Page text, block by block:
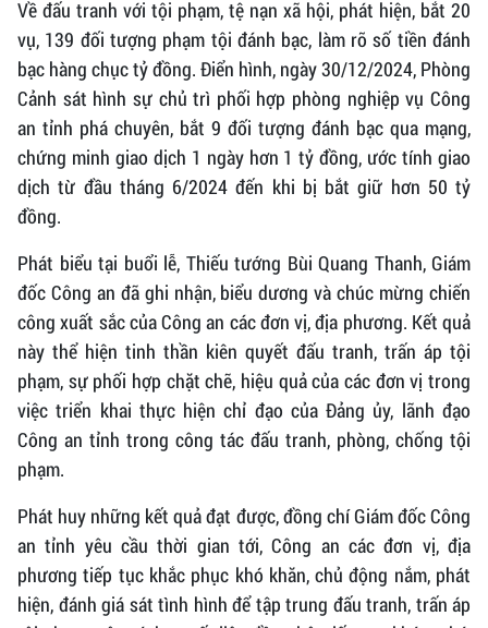
Về đấu tranh với tội phạm, tệ nạn xã hội, phát hiện, bắt 20
vụ, 139 đối tượng phạm tội đánh bạc, làm rõ số tiền đánh
bạc hàng chục tỷ đồng. Điển hình, ngày 30/12/2024, Phòng
Cảnh sát hình sự chủ trì phối hợp phòng nghiệp vụ Công
an tỉnh phá chuyên, bắt 9 đối tượng đánh bạc qua mạng,
chứng minh giao dịch 1 ngày hơn 1 tỷ đồng, ước tính giao
dịch từ đầu tháng 6/2024 đến khi bị bắt giữ hơn 50 tỷ
đồng.
Phát biểu tại buổi lễ, Thiếu tướng Bùi Quang Thanh, Giám
đốc Công an đã ghi nhận, biểu dương và chúc mừng chiến
công xuất sắc của Công an các đơn vị, địa phương. Kết quả
này thể hiện tinh thần kiên quyết đấu tranh, trấn áp tội
phạm, sự phối hợp chặt chẽ, hiệu quả của các đơn vị trong
việc triển khai thực hiện chỉ đạo của Đảng ủy, lãnh đạo
Công an tỉnh trong công tác đấu tranh, phòng, chống tội
phạm.
Phát huy những kết quả đạt được, đồng chí Giám đốc Công
an tỉnh yêu cầu thời gian tới, Công an các đơn vị, địa
phương tiếp tục khắc phục khó khăn, chủ động nắm, phát
hiện, đánh giá sát tình hình để tập trung đấu tranh, trấn áp